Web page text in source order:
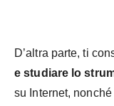
D’altra parte, ti
e studiare lo
su Internet,